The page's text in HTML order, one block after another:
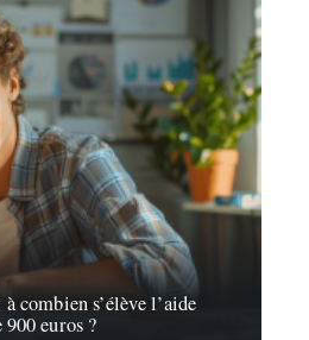
combien s’élève l’aide
euros ?